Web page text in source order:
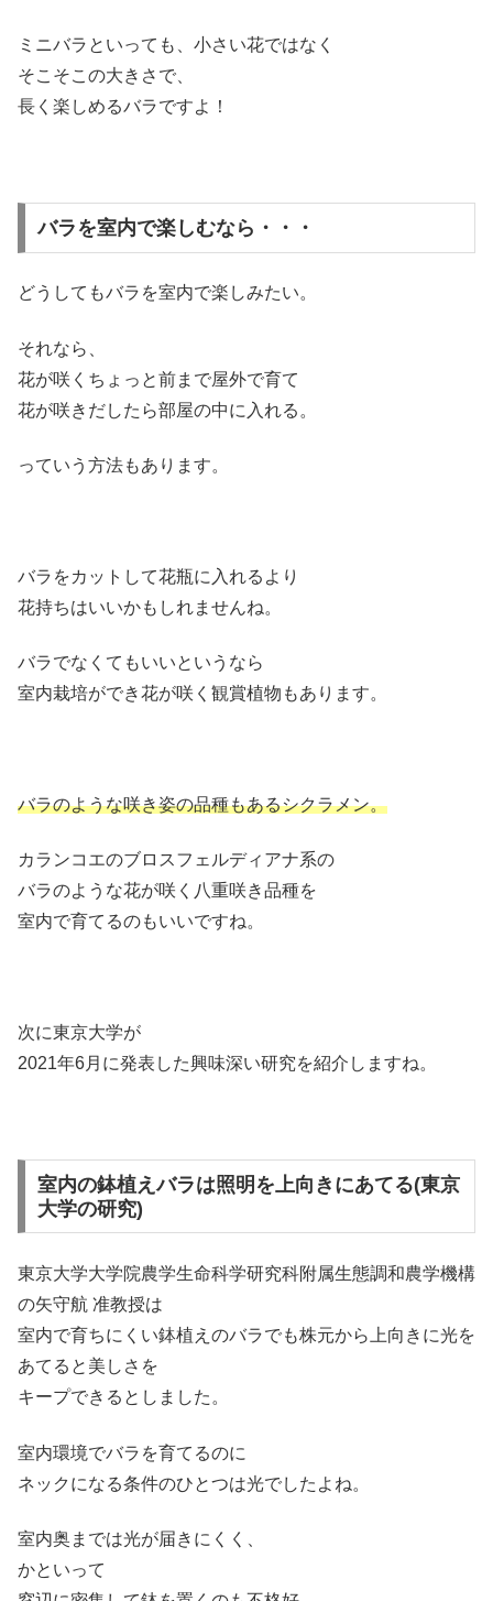
ミニバラといっても、小さい花ではなく
そこそこの大きさで、
長く楽しめるバラですよ！
バラを室内で楽しむなら・・・
どうしてもバラを室内で楽しみたい。
それなら、
花が咲くちょっと前まで屋外で育て
花が咲きだしたら部屋の中に入れる。
っていう方法もあります。
バラをカットして花瓶に入れるより
花持ちはいいかもしれませんね。
バラでなくてもいいというなら
室内栽培ができ花が咲く観賞植物もあります。
バラのような咲き姿の品種もあるシクラメン。
カランコエのブロスフェルディアナ系の
バラのような花が咲く八重咲き品種を
室内で育てるのもいいですね。
次に東京大学が
2021年6月に発表した興味深い研究を紹介しますね。
室内の鉢植えバラは照明を上向きにあてる(東京
大学の研究)
東京大学大学院農学生命科学研究科附属生態調和農学機構
の矢守航 准教授は
室内で育ちにくい鉢植えのバラでも株元から上向きに光を
あてると美しさを
キープできるとしました。
室内環境でバラを育てるのに
ネックになる条件のひとつは光でしたよね。
室内奥までは光が届きにくく、
かといって